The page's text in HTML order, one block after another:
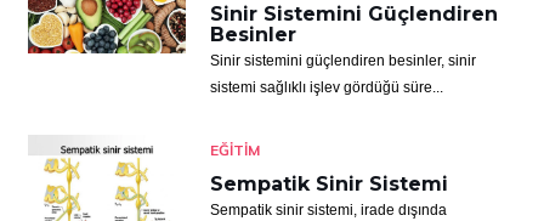
Sinir Sistemini Güçlendiren
Besinler
Sinir sistemini güçlendiren besinler, sinir
sistemi sağlıklı işlev gördüğü süre...
EĞITIM
Sempatik Sinir Sistemi
Sempatik sinir sistemi, irade dışında